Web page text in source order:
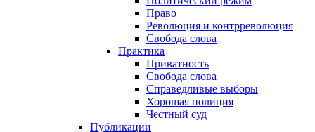
Право
Революция и контрреволюция
Свобода слова
Практика
Приватность
Свобода слова
Справедливые выборы
Хорошая полиция
Честный суд
Публикации